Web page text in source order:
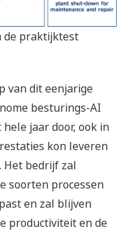
de praktijktest
van dit eenjarige
besturings-AI
jaar door, ook in
kon leveren
Het bedrijf zal
soorten processen
en zal blijven
productiviteit en de